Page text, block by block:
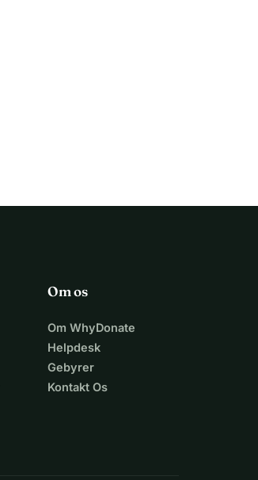
Om os
Om WhyDonate
Helpdesk
Gebyrer
Kontakt Os